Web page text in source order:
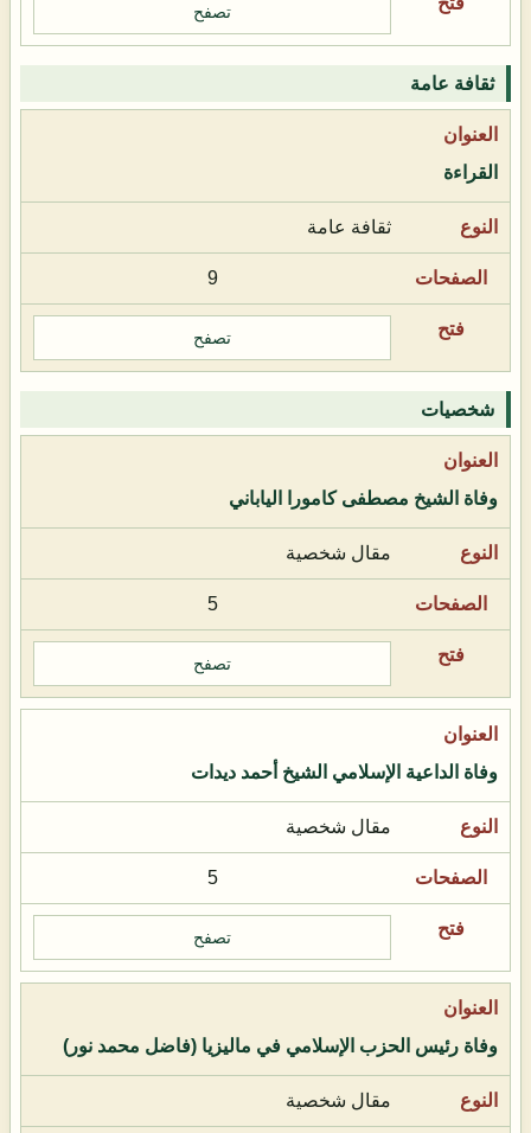
تصفح
ثقافة عامة
القراءة
ثقافة عامة
9
تصفح
شخصيات
وفاة الشيخ مصطفى كامورا الياباني
مقال شخصية
5
تصفح
وفاة الداعية الإسلامي الشيخ أحمد ديدات
مقال شخصية
5
تصفح
وفاة رئيس الحزب الإسلامي في ماليزيا (فاضل محمد نور)
مقال شخصية